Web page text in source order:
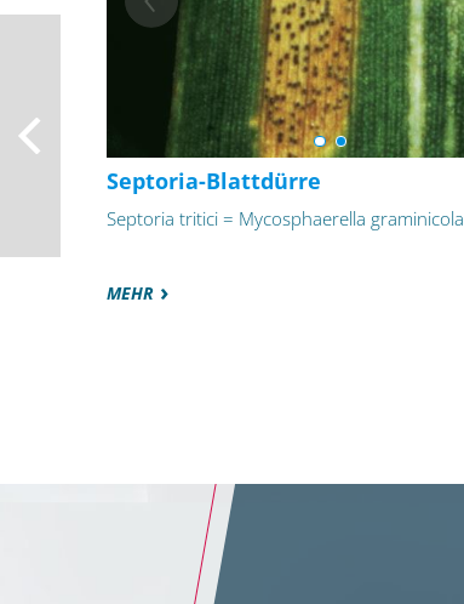
Septoria-Blattdürre
Septoria tritici = Mycosphaerella graminicola
MEHR